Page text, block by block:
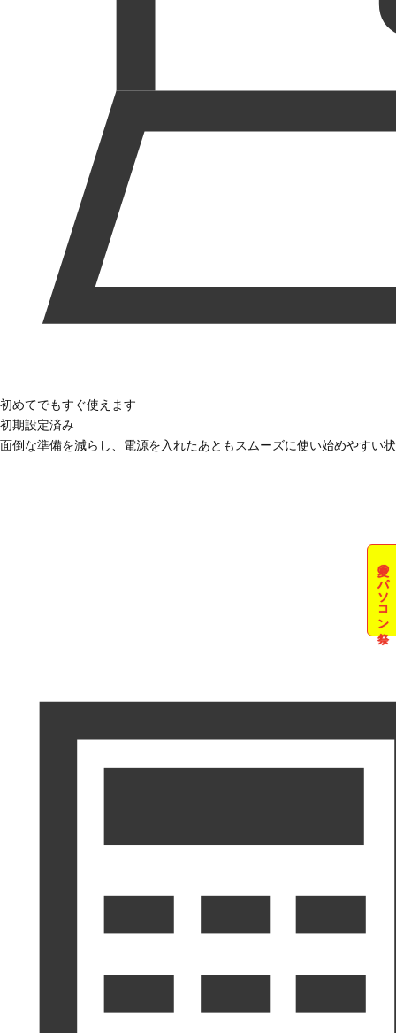
夏のパソコン祭
初めてでもすぐ使えます
初期設定済み
面倒な準備を減らし、電源を入れたあともスムーズに使い始めやすい